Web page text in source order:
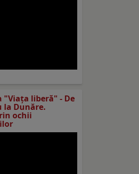
"Viaţa liberă" - De
la Dunăre.
ochii